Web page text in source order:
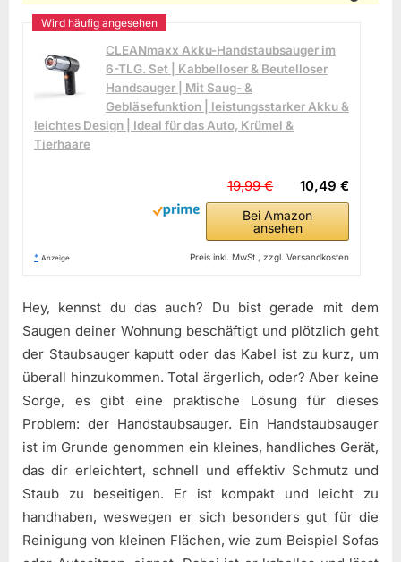
CLEANmaxx Akku-Handstaubsauger im
6-TLG. Set | Kabbelloser & Beutelloser
Handsauger | Mit Saug- &
Gebläsefunktion | leistungsstarker Akku &
leichtes Design | Ideal für das Auto, Krümel &
Tierhaare
10,49 €
19,99 €
Bei Amazon
ansehen
* Anzeige Preis inkl. MwSt., zzgl. Versandkosten
Hey, kennst du das auch? Du bist gerade mit dem
Saugen deiner Wohnung beschäftigt und plötzlich geht
der Staubsauger kaputt oder das Kabel ist zu kurz, um
überall hinzukommen. Total ärgerlich, oder? Aber keine
Sorge, es gibt eine praktische Lösung für dieses
Problem: der Handstaubsauger. Ein Handstaubsauger
ist im Grunde genommen ein kleines, handliches Gerät,
das dir erleichtert, schnell und effektiv Schmutz und
Staub zu beseitigen. Er ist kompakt und leicht zu
handhaben, weswegen er sich besonders gut für die
Reinigung von kleinen Flächen, wie zum Beispiel Sofas